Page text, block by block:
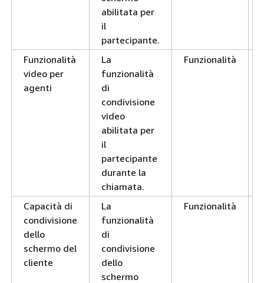
abilitata per
il
partecipante.
Funzionalità
video per
agenti
La
funzionalità
di
condivisione
video
abilitata per
il
partecipante
durante la
chiamata.
Funzionalità
Capacità di
condivisione
dello
schermo del
cliente
La
funzionalità
di
condivisione
dello
schermo
Funzionalità